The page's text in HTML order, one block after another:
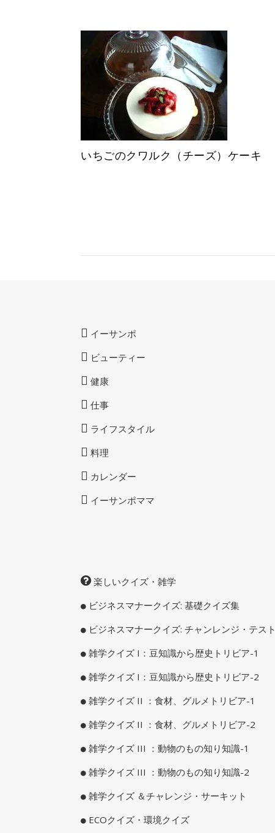
いちごのクワルク（チーズ）ケーキ
イーサンポ
ビューティー
健康
仕事
ライフスタイル
料理
カレンダー
イーサンポママ
楽しいクイズ・雑学
ビジネスマナークイズ: 基礎クイズ集
ビジネスマナークイズ: チャンレンジ・テスト
雑学クイズ I：豆知識から歴史トリビア-1
雑学クイズ I：豆知識から歴史トリビア-2
雑学クイズ II ：食材、グルメトリビア-1
雑学クイズ II ：食材、グルメトリビア-2
雑学クイズ III ：動物のもの知り知識-1
雑学クイズ III ：動物のもの知り知識-2
雑学クイズ ＆チャレンジ・サーキット
ECOクイズ・環境クイズ